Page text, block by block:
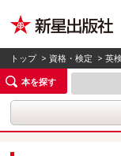
トップ > 資格・検定 >英検
本を探す